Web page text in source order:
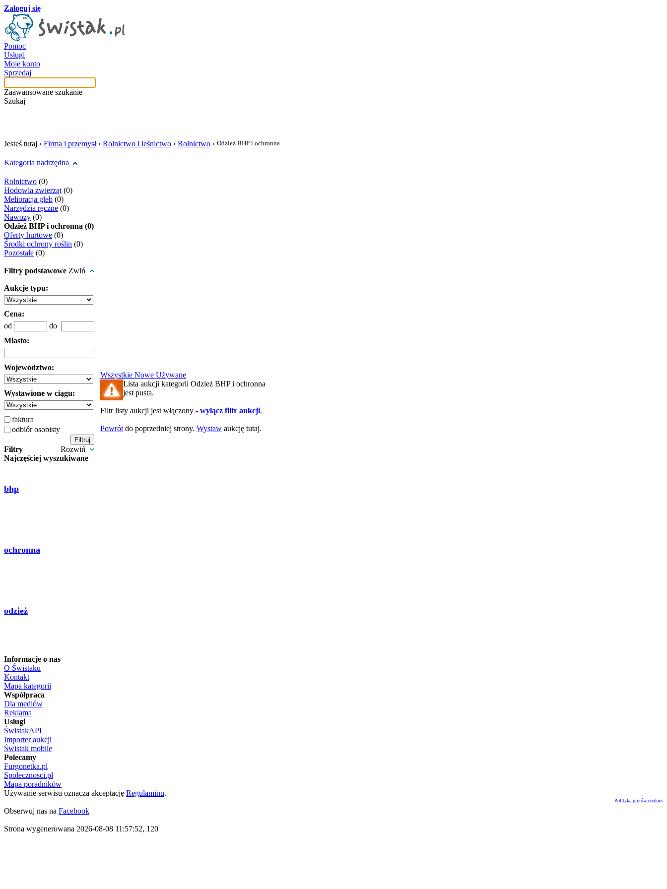
Zaloguj się
Pomoc
Usługi
Moje konto
Sprzedaj
Zaawansowane szukanie
Szukaj
Jesteś tutaj › Firma i przemysł› Rolnictwo i leśnictwo › Rolnictwo › Odzież BHP i ochronna
Kategoria nadrzędna
Rolnictwo (0)
Hodowla zwierząt (0)
Melioracja gleb (0)
Narzędzia ręczne (0)
Nawozy (0)
Odzież BHP i ochronna (0)
Oferty hurtowe (0)
Środki ochrony roślin (0)
Pozostałe (0)
Filtry podstawowe Zwiń
Aukcje typu:
Cena:
od
do
Miasto:
Województwo:
Wystawione w ciągu:
faktura
odbiór osobisty
Filtry
Rozwiń
Najczęściej wyszukiwane
bhp
ochronna
odzież
Wszystkie Nowe Używane
Lista aukcji kategorii Odzież BHP i ochronna
jest pusta.
Filtr listy aukcji jest włączony - wyłącz filtr aukcji.
Powrót do poprzedniej strony. Wystaw aukcję tutaj.
Informacje o nas
O Świstaku
Kontakt
Mapa kategorii
Współpraca
Dla mediów
Reklama
Usługi
ŚwistakAPI
Importer aukcji
Świstak mobile
Polecamy
Furgonetka.pl
Spolecznosci.pl
Mapa poradników
Używanie serwisu oznacza akceptację Regulaminu.
Polityka plików cookies
Obserwuj nas na Facebook
Strona wygenerowana 2026-08-08 11:57:52, 120